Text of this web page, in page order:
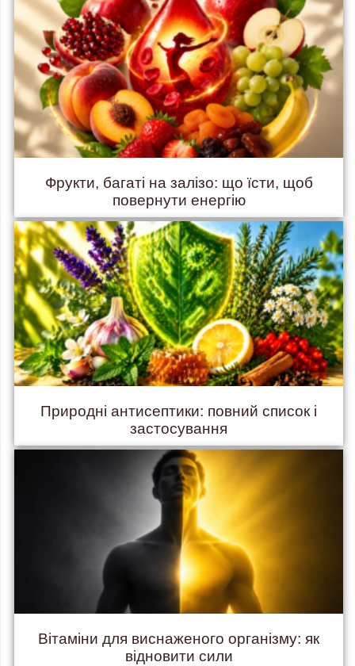
Фрукти, багаті на залізо: що їсти, щоб
повернути енергію
Природні антисептики: повний список і
застосування
Вітаміни для виснаженого організму: як
відновити сили